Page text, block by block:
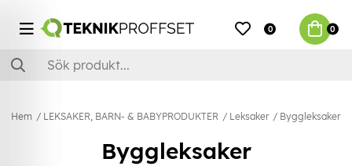
0 0
Hem LEKSAKER, BARN- & BABYPRODUKTER Leksaker Byggleksaker
Byggleksaker